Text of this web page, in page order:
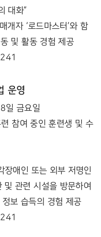
대화”
개자 ‘로드마스터’와 함
및 활동 경험 제공
운영
일 금요일
참여 중인 훈련생 및 수
장애인 또는 외부 저명인
및 관련 시설을 방문하여
보 습득의 경험 제공